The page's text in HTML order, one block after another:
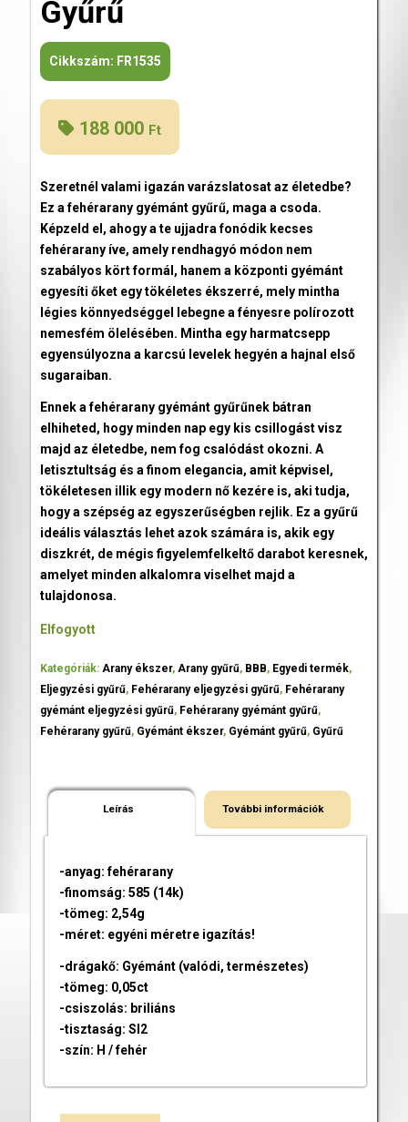
Gyűrű
Cikkszám: FR1535
188 000 Ft
Szeretnél valami igazán varázslatosat az életedbe?
Ez a fehérarany gyémánt gyűrű, maga a csoda.
Képzeld el, ahogy a te ujjadra fonódik kecses
fehérarany íve, amely rendhagyó módon nem
szabályos kört formál, hanem a központi gyémánt
egyesíti őket egy tökéletes ékszerré, mely mintha
légies könnyedséggel lebegne a fényesre polírozott
nemesfém ölelésében. Mintha egy harmatcsepp
egyensúlyozna a karcsú levelek hegyén a hajnal első
sugaraiban.
Ennek a fehérarany gyémánt gyűrűnek bátran
elhiheted, hogy minden nap egy kis csillogást visz
majd az életedbe, nem fog csalódást okozni. A
letisztultság és a finom elegancia, amit képvisel,
tökéletesen illik egy modern nő kezére is, aki tudja,
hogy a szépség az egyszerűségben rejlik. Ez a gyűrű
ideális választás lehet azok számára is, akik egy
diszkrét, de mégis figyelemfelkeltő darabot keresnek,
amelyet minden alkalomra viselhet majd a
tulajdonosa.
Elfogyott
Kategóriák: Arany ékszer, Arany gyűrű, BBB, Egyedi termék,
Eljegyzési gyűrű, Fehérarany eljegyzési gyűrű, Fehérarany
gyémánt eljegyzési gyűrű, Fehérarany gyémánt gyűrű,
Fehérarany gyűrű, Gyémánt ékszer, Gyémánt gyűrű, Gyűrű
Leírás További információk
-anyag: fehérarany
-finomság: 585 (14k)
-tömeg: 2,54g
-méret: egyéni méretre igazítás!
-drágakő: Gyémánt (valódi, természetes)
-tömeg: 0,05ct
-csiszolás: briliáns
-tisztaság: SI2
-szín: H / fehér